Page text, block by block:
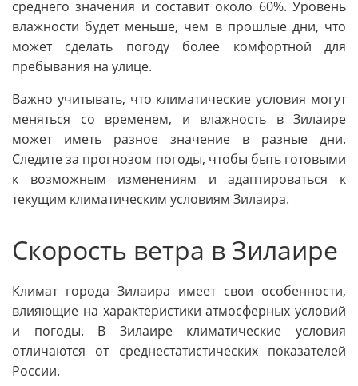
среднего значения и составит около 60%. Уровень
влажности будет меньше, чем в прошлые дни, что
может сделать погоду более комфортной для
пребывания на улице.
Важно учитывать, что климатические условия могут
меняться со временем, и влажность в Зилаире
может иметь разное значение в разные дни.
Следите за прогнозом погоды, чтобы быть готовыми
к возможным изменениям и адаптироваться к
текущим климатическим условиям Зилаира.
Скорость ветра в Зилаире
Климат города Зилаира имеет свои особенности,
влияющие на характеристики атмосферных условий
и погоды. В Зилаире климатические условия
отличаются от среднестатистических показателей
России.